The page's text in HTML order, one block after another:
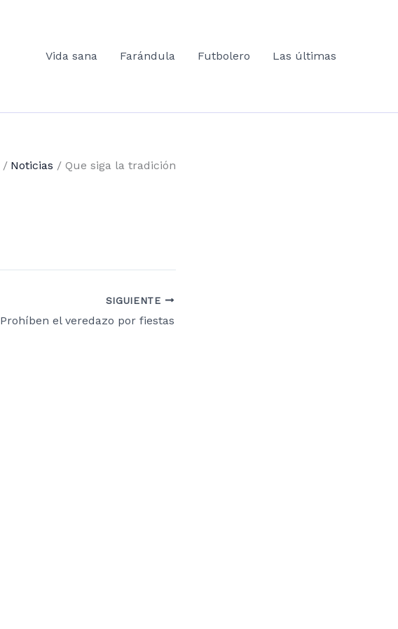
Vida sana
Farándula Futbolero Las últimas
Noticias Que siga la tradición
SIGUIENTE
Prohíben el veredazo por fiestas